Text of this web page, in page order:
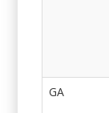
GA